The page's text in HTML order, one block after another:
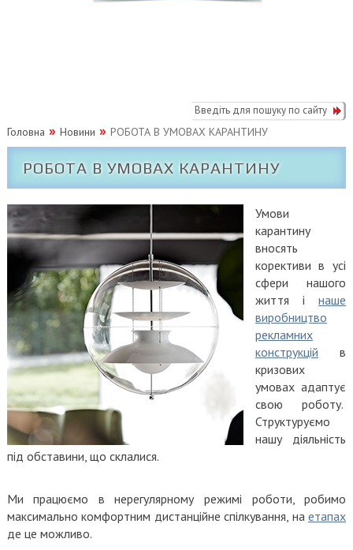
Головна Новини РОБОТА В УМОВАХ КАРАНТИНУ
РОБОТА В УМОВАХ КАРАНТИНУ
Умови
карантину
вносять
корективи в усі
сфери нашого
життя інаше
виробництво
рекламних
конструкцій в
кризових
умовах адаптує
свою роботу.
Структуруємо
нашу діяльність
під обставини, що склалися.
Ми працюємо в нерегулярному режимі роботи, робимо
максимально комфортним дистанційне спілкування, наетапах
де це можливо.